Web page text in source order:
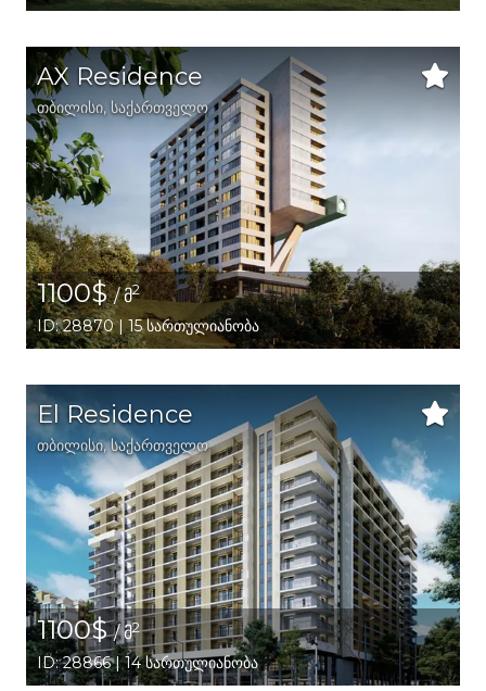
AX Residence
თბილისი, საქართველო
1100$/ მ2
ID: 28870 | 15 სართულიანობა
El Residence
თბილისი,საქართველო
1100$/ მ2
ID: 28866 | 14 სართულიანობა